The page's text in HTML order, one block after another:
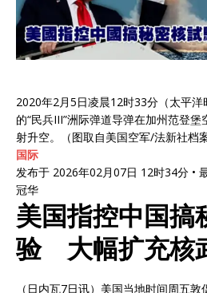
2020年2月5日凌晨12时33分（太平
的“民兵III”洲际弹道导弹在加州范登
射升空。（图取自美国空军/法新社档案
国际
发布于 2026年02月07日 12时34分 •
冠华
美国指控中国搞
验 大幅扩充核
（日内瓦7日讯）美国当地时间周五